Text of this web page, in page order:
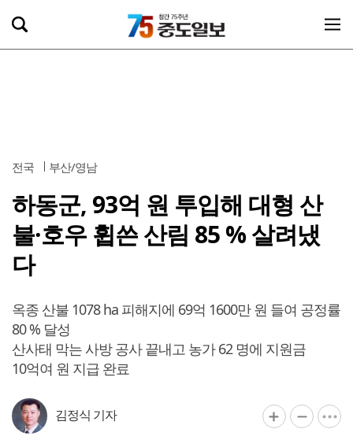
전국 부산/영남
하동군, 93억 원 투입해 대형 산
불·호우 휩쓴 산림 85 % 살려냈
다
옥종 산불 1078 ha 피해지에 69억 1600만 원 들여 공정률
80 % 달성
산사태 막는 사방 공사 끝내고 농가 62 명에 지원금
10억여 원 지급 완료
김정식 기자